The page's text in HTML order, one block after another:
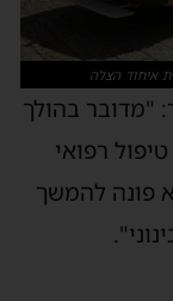
איחוד הצלה
"מדובר בהולך
לו טיפול רפואי
פונה להמשך